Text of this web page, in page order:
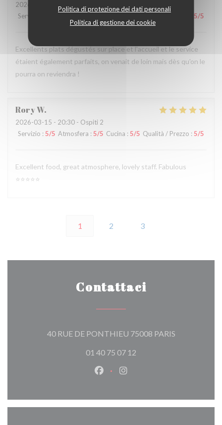
Politica di protezione dei dati personali
Politica di gestione dei cookie
2026-03-14
Servizio
5/5
Excellents plats dégustés sur place et l'accueil et le service
étaient également parfaits, on venait de loin mais dès qu'on le
pourra on reviendra !
RoryW
2026-03-15 - 20:30 - Ospiti 2
Servizio : 5/5 Atmosfera : 5/5 Cucina : 5/5 Qualità / Prezzo : 5/5
Excellent food, great atmosphere, lovely staff. Fabulous
⭐️⭐️⭐️⭐️⭐️
1 2 3
Contattaci
40 RUE DE PONTHIEU 75008 PARIS((apre una
01 40 75 07 12
Facebook ((apre una nuova
Instagram ((apre una